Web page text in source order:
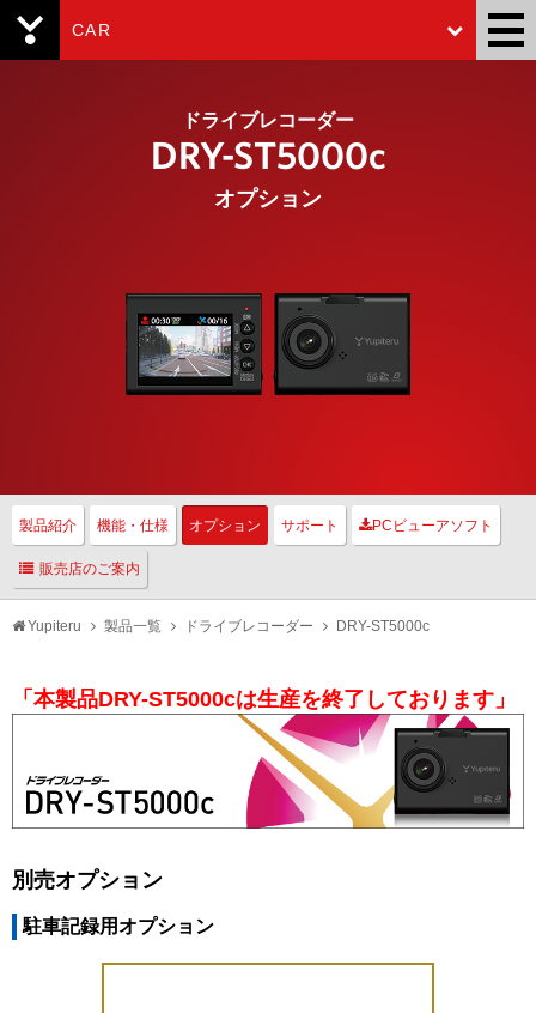
CAR
ドライブレコーダー
DRY-ST5000c
オプション
製品紹介 機能・仕様 オプション サポート PCビューアソフト
販売店のご案内
Yupiteru 製品一覧 ドライブレコーダー DRY-ST5000c
「本製品DRY-ST5000cは生産を終了しております」
別売オプション
駐車記録用オプション